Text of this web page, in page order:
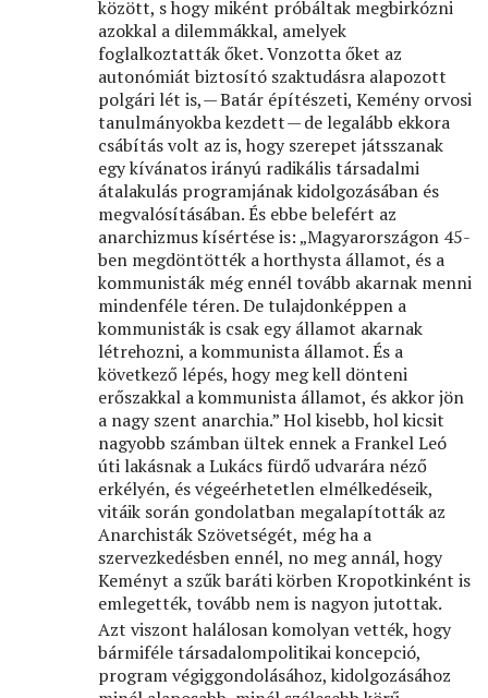
között, s hogy miként próbáltak megbirkózni
azokkal a dilemmákkal, amelyek
foglalkoztatták őket. Vonzotta őket az
autonómiát biztosító szaktudásra alapozott
polgári lét is, — Batár építészeti, Kemény orvosi
tanulmányokba kezdett — de legalább ekkora
csábítás volt az is, hogy szerepet játsszanak
egy kívánatos irányú radikális társadalmi
átalakulás programjának kidolgozásában és
megvalósításában. És ebbe belefért az
anarchizmus kísértése is: „Magyarországon 45-
ben megdöntötték a horthysta államot, és a
kommunisták még ennél tovább akarnak menni
mindenféle téren. De tulajdonképpen a
kommunisták is csak egy államot akarnak
létrehozni, a kommunista államot. És a
következő lépés, hogy meg kell dönteni
erőszakkal a kommunista államot, és akkor jön
a nagy szent anarchia.” Hol kisebb, hol kicsit
nagyobb számban ültek ennek a Frankel Leó
úti lakásnak a Lukács fürdő udvarára néző
erkélyén, és végeérhetetlen elmélkedéseik,
vitáik során gondolatban megalapították az
Anarchisták Szövetségét, még ha a
szervezkedésben ennél, no meg annál, hogy
Keményt a szűk baráti körben Kropotkinként is
emlegették, tovább nem is nagyon jutottak.
Azt viszont halálosan komolyan vették, hogy
bármiféle társadalompolitikai koncepció,
program végiggondolásához, kidolgozásához